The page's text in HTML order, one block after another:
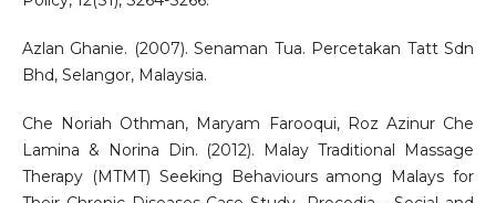
Azlan Ghanie. (2007). Senaman Tua. Percetakan Tatt Sdn
Bhd, Selangor, Malaysia.
Che Noriah Othman, Maryam Farooqui, Roz Azinur Che
Lamina & Norina Din. (2012). Malay Traditional Massage
Therapy (MTMT) Seeking Behaviours among Malays for